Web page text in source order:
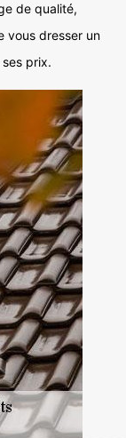
de qualité,
vous dresser un
prix.